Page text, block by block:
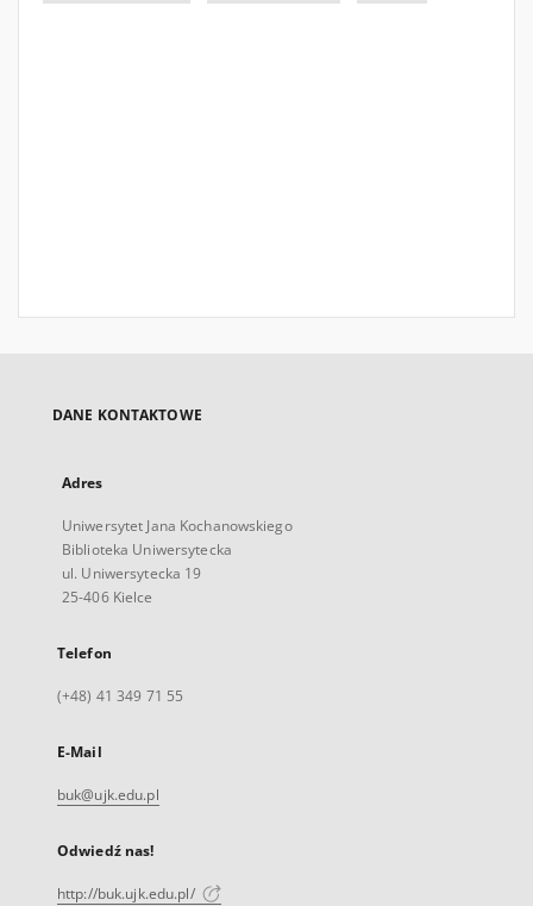
DANE KONTAKTOWE
Adres
Uniwersytet Jana Kochanowskiego
Biblioteka Uniwersytecka
ul. Uniwersytecka 19
25-406 Kielce
Telefon
(+48) 41 349 71 55
E-Mail
buk@ujk.edu.pl
Odwiedź nas!
http://buk.ujk.edu.pl/